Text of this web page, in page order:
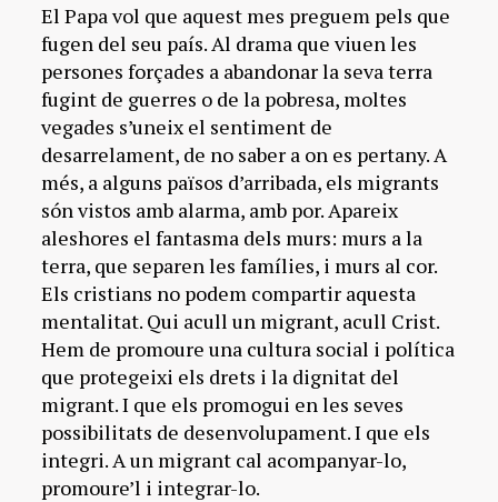
El Papa vol que aquest mes preguem pels que
fugen del seu país. Al drama que viuen les
persones forçades a abandonar la seva terra
fugint de guerres o de la pobresa, moltes
vegades s’uneix el sentiment de
desarrelament, de no saber a on es pertany. A
més, a alguns països d’arribada, els migrants
són vistos amb alarma, amb por. Apareix
aleshores el fantasma dels murs: murs a la
terra, que separen les famílies, i murs al cor.
Els cristians no podem compartir aquesta
mentalitat. Qui acull un migrant, acull Crist.
Hem de promoure una cultura social i política
que protegeixi els drets i la dignitat del
migrant. I que els promogui en les seves
possibilitats de desenvolupament. I que els
integri. A un migrant cal acompanyar-lo,
promoure’l i integrar-lo.